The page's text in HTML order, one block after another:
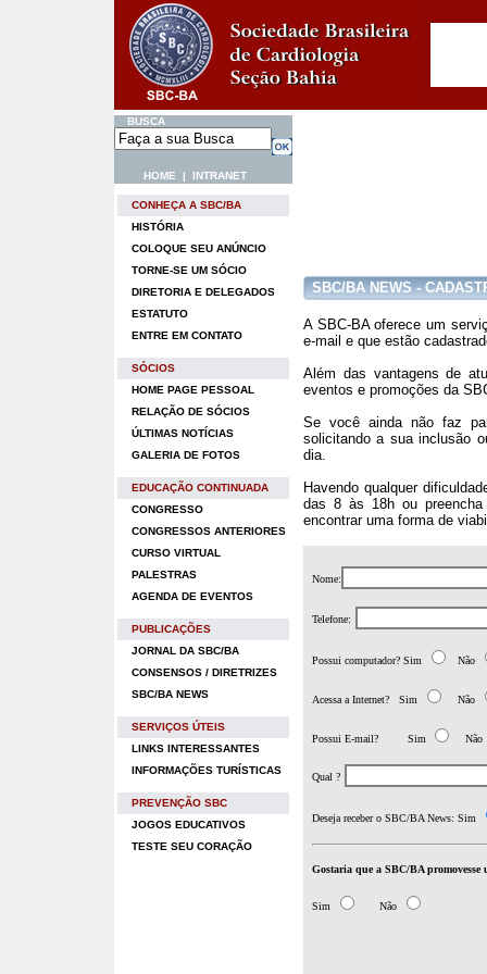
BUSCA
HOME | INTRANET
CONHEÇA A SBC/BA
HISTÓRIA
COLOQUE SEU ANÚNCIO
TORNE-SE UM SÓCIO
DIRETORIA E DELEGADOS
ESTATUTO
ENTRE EM CONTATO
SÓCIOS
HOME PAGE PESSOAL
RELAÇÃO DE SÓCIOS
ÚLTIMAS NOTÍCIAS
GALERIA DE FOTOS
EDUCAÇÃO CONTINUADA
CONGRESSO
CONGRESSOS ANTERIORES
CURSO VIRTUAL
PALESTRAS
AGENDA DE EVENTOS
PUBLICAÇÕES
JORNAL DA SBC/BA
CONSENSOS / DIRETRIZES
SBC/BA NEWS
SERVIÇOS ÚTEIS
LINKS INTERESSANTES
INFORMAÇÕES TURÍSTICAS
PREVENÇÃO SBC
JOGOS EDUCATIVOS
TESTE SEU CORAÇÃO
SBC/BA NEWS -
A SBC-BA oferece um
e-mail e que estão
Além das vantagens de
eventos e promoções da
Se você ainda não faz
solicitando a sua inclusão
dia.
Havendo qualquer
das 8 às 18h ou
encontrar uma forma de
Nome:
Telefone:
Possui computador? Sim Não
Acessa a Internet? Sim Não
Possui E-mail? Sim Não
Qual ?
Deseja receber o SBC/BA News: Sim
Gostaria que a SBC/BA
Sim Não